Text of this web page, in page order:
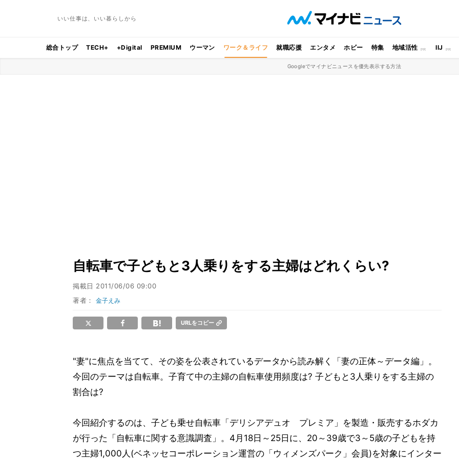
いい仕事は、いい暮らしから
総合トップ TECH+ +Digital PREMIUM ウーマン ワーク＆ライフ 就職応援 エンタメ ホビー 特集 地域活性 IIJ
Googleでマイナビニュースを優先表示する方法
自転車で子どもと3人乗りをする主婦はどれくらい?
掲載日 2011/06/06 09:00
著者：金子えみ
URLをコピー
"妻"に焦点を当てて、その姿を公表されているデータから読み解く「妻の正体～データ編」。
今回のテーマは自転車。子育て中の主婦の自転車使用頻度は? 子どもと3人乗りをする主婦の
割合は?
今回紹介するのは、子ども乗せ自転車「デリシアデュオ プレミア」を製造・販売するホダカ
が行った「自転車に関する意識調査」。4月18日～25日に、20～39歳で3～5歳の子どもを持
つ主婦1,000人(ベネッセコーポレーション運営の「ウィメンズパーク」会員)を対象にインター